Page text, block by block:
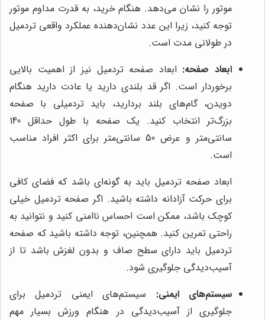
موتور را نشان می‌دهد. هنگام خرید، به قدرت مداوم موتور
توجه کنید، زیرا این عدد نشان‌دهنده عملکرد واقعی تردمیل
در طولانی مدت است.
ابعاد صفحه: ابعاد صفحه تردمیل نیز از اهمیت بالایی
برخوردار است. اگر قد بلندی دارید یا عادت دارید هنگام
دویدن، گام‌های بلند بردارید، باید تردمیلی با صفحه
بزرگ‌تر انتخاب کنید. یک صفحه با طول حداقل 140
سانتی‌متر و عرض 50 سانتی‌متر برای اکثر افراد مناسب
است.
ابعاد صفحه تردمیل باید به گونه‌ای باشد که فضای کافی
برای حرکت آزادانه داشته باشید. اگر صفحه تردمیل خیلی
کوچک باشد، ممکن است احساس ناامنی کنید و نتوانید به
راحتی تمرین کنید. همچنین، توجه داشته باشید که صفحه
تردمیل باید دارای سطح صاف و بدون لغزش باشد تا از
آسیب‌دیدگی جلوگیری شود.
سیستم‌های ایمنی: سیستم‌های ایمنی تردمیل برای
جلوگیری از آسیب‌دیدگی در هنگام ورزش بسیار مهم